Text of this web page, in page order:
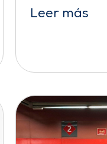
Leer más